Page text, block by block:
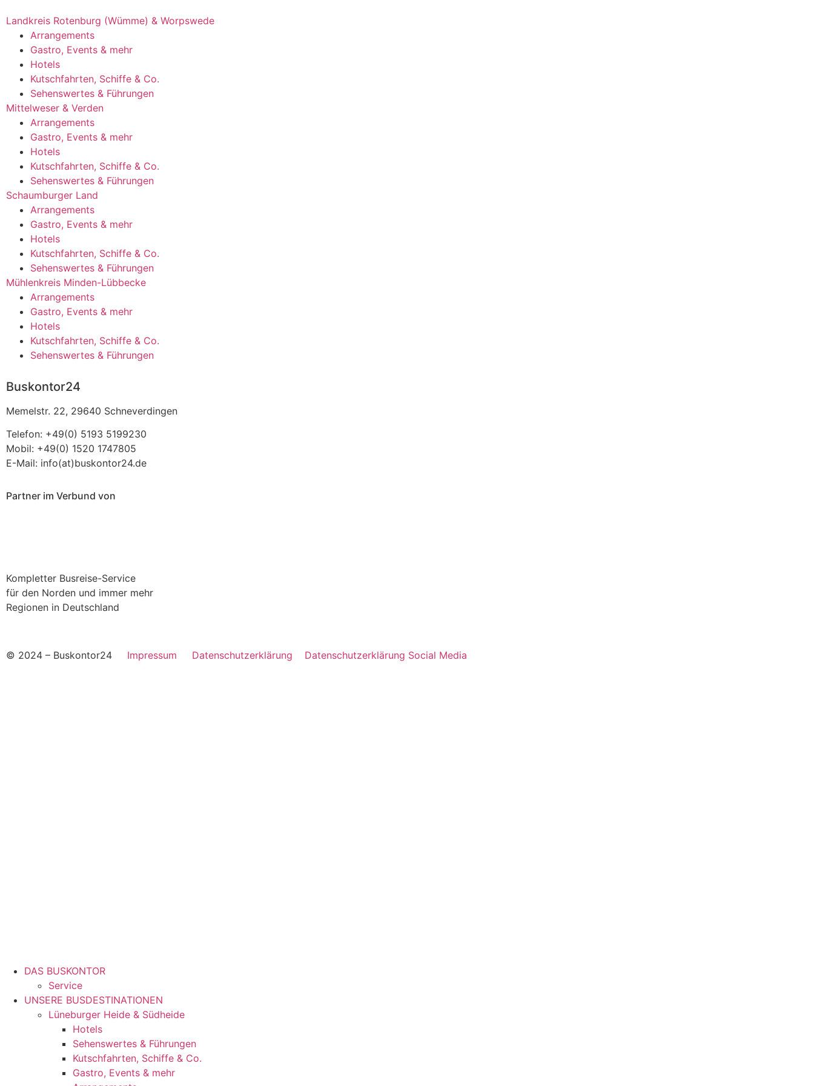
Landkreis Rotenburg (Wümme) & Worpswede
Arrangements
Gastro, Events & mehr
Hotels
Kutschfahrten, Schiffe & Co.
Sehenswertes & Führungen
Mittelweser & Verden
Arrangements
Gastro, Events & mehr
Hotels
Kutschfahrten, Schiffe & Co.
Sehenswertes & Führungen
Schaumburger Land
Arrangements
Gastro, Events & mehr
Hotels
Kutschfahrten, Schiffe & Co.
Sehenswertes & Führungen
Mühlenkreis Minden-Lübbecke
Arrangements
Gastro, Events & mehr
Hotels
Kutschfahrten, Schiffe & Co.
Sehenswertes & Führungen
Buskontor24
Memelstr. 22, 29640 Schneverdingen
Telefon: +49(0) 5193 5199230
Mobil: +49(0) 1520 1747805
E-Mail: info(at)buskontor24.de
Partner im Verbund von
Kompletter Busreise-Service
für den Norden und immer mehr
Regionen in Deutschland
© 2024 – Buskontor24 Impressum Datenschutzerklärung Datenschutzerklärung Social Media
DAS BUSKONTOR
Service
UNSERE BUSDESTINATIONEN
Lüneburger Heide & Südheide
Hotels
Sehenswertes & Führungen
Kutschfahrten, Schiffe & Co.
Gastro, Events & mehr